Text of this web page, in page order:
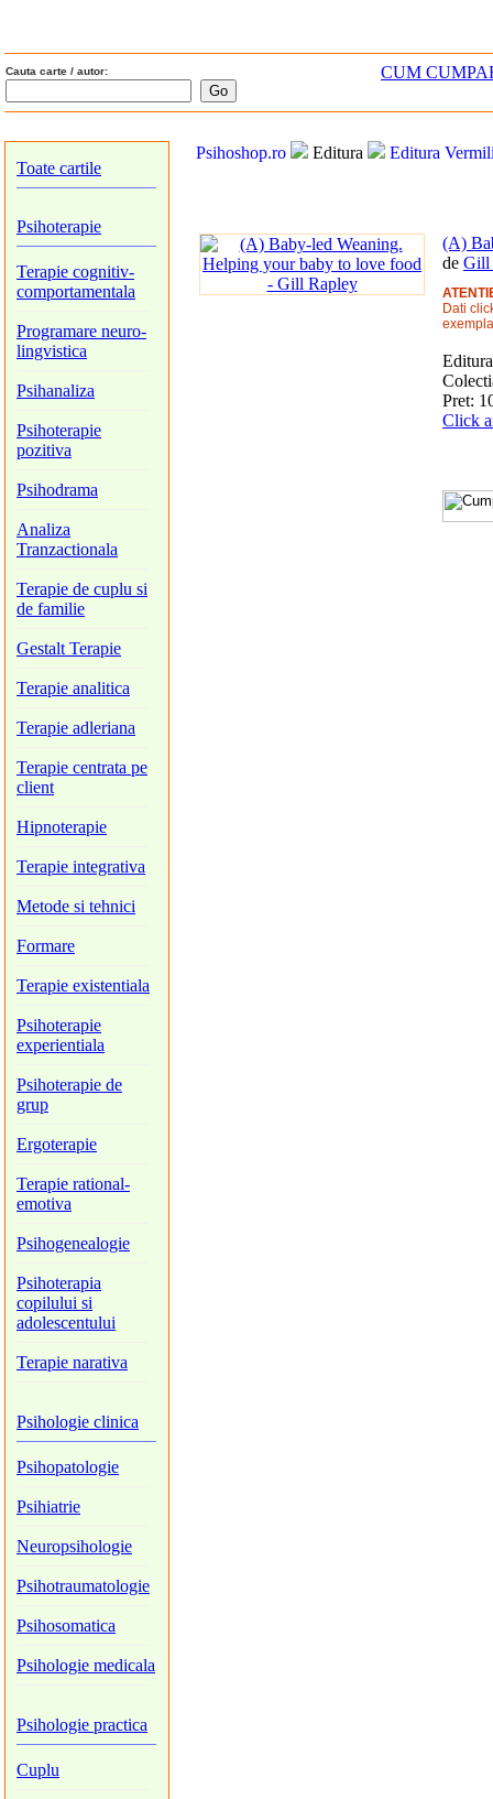
Cauta carte / autor: CUM
Toate cartile
Psihoterapie
Terapie cognitiv-
comportamentala
Programare neuro-
lingvistica
Psihanaliza
Psihoterapie
pozitiva
Psihodrama
Analiza
Tranzactionala
Terapie de cuplu si
de familie
Gestalt Terapie
Terapie analitica
Terapie adleriana
Terapie centrata pe
client
Hipnoterapie
Terapie integrativa
Metode si tehnici
Formare
Terapie existentiala
Psihoterapie
experientiala
Psihoterapie de
grup
Ergoterapie
Terapie rational-
emotiva
Psihogenealogie
Psihoterapia
copilului si
adolescentului
Terapie narativa
Psihologie clinica
Psihopatologie
Psihiatrie
Neuropsihologie
Psihotraumatologie
Psihosomatica
Psihologie medicala
Psihologie practica
Cuplu
Psihoshop.ro Editura Editura
(A)
de Gill
Dati
Pret:
Click